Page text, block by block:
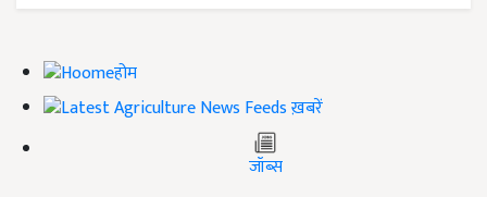
होम
ख़बरें
जॉब्स